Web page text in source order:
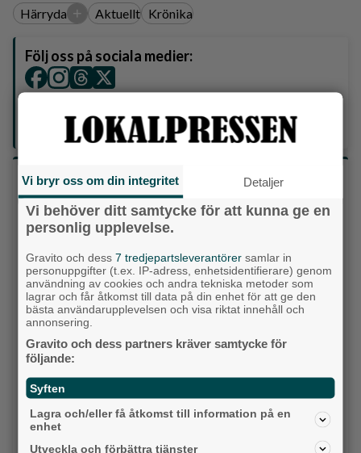
Härryda + Aktuellt Krönika
Följ oss på sociala medier:
GRATIS!
Lokalpressen, på webben, i brevlådan och sociala medier.
Vilket parti skulle du rösta på om det var val
idag?
Moderaterna
Vänsterpartiet
Sverigedemokraterna
Miljöpartiet
Kristdemokraterna
Centerpartiet
Vi bryr oss om din integritet Detaljer
Vi behöver ditt samtycke för att kunna ge en
personlig upplevelse.
Gravito och dess7 tredjepartsleverantörer samlar in
personuppgifter (t.ex. IP-adress, enhetsidentifierare) genom
användning av cookies och andra tekniska metoder som
lagrar och får åtkomst till data på din enhet för att ge den
bästa användarupplevelsen och visa riktat innehåll och
annonsering.
Gravito och dess partners kräver samtycke för
följande:
Syften
Lagra och/eller få åtkomst till information på en
enhet
Utveckla och förbättra tjänster